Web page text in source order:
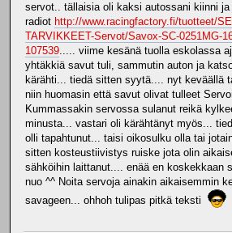
servot.. tällaisia oli kaksi autossani kiinni ja
radiot http://www.racingfactory.fi/tuotteet/
TARVIKKEET-Servot/Savox-SC-0251MG-
107539..... viime kesänä tuolla eskolassa
yhtäkkiä savut tuli, sammutin auton ja
kärähti... tiedä sitten syytä.... nyt keväällä
niin huomasin että savut olivat tulleet
Kummassakin servossa sulanut reikä
minusta... vastari oli kärähtänyt myös...
olli tapahtunut... taisi oikosulku olla tai
sitten kosteustiivistys ruiske jota olin
sähköihin laittanut.... enää en koskekkaan
nuo ^^ Noita servoja ainakin aikaisemmin
savageen... ohhoh tulipas pitkä teksti